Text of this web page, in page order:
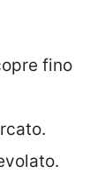
fino